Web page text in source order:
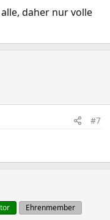
daher nur volle
#7
Ehrenmember